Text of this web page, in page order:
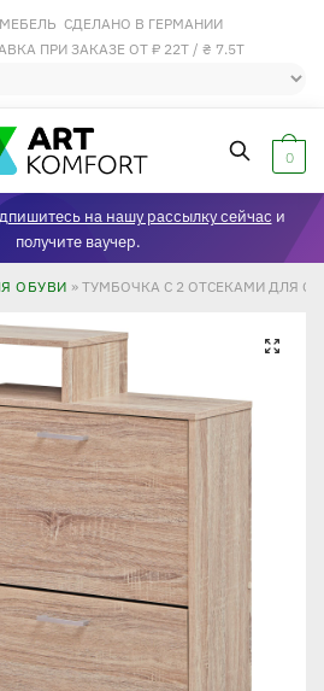
СДЕЛАНО В ГЕРМАНИИ
ПРИ ЗАКАЗЕ ОТ ₽ 22Т / ₴ 7.5Т
0
на нашу рассылку сейчас и
получите ваучер.
ОБУВИ » ТУМБОЧКА С 2 ОТСЕКАМИ ДЛЯ
🔍